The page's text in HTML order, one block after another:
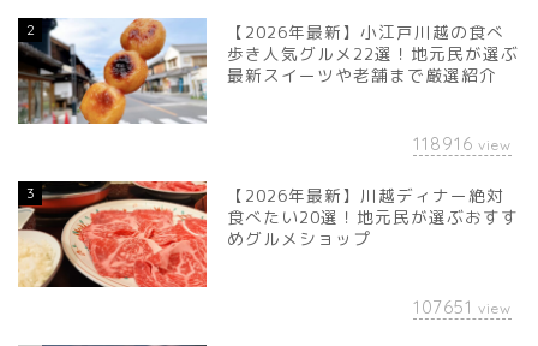
2
【2026年最新】小江戸川越の食べ
歩き人気グルメ22選！地元民が選ぶ
最新スイーツや老舗まで厳選紹介
118916 view
3
【2026年最新】川越ディナー絶対
食べたい20選！地元民が選ぶおすす
めグルメショップ
107651 view